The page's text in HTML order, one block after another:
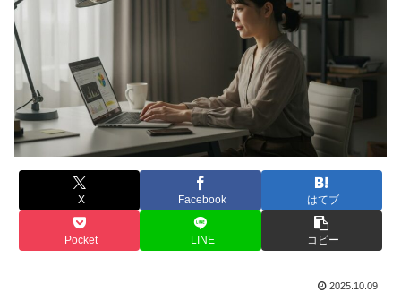
X Facebook はてブ
Pocket LINE コピー
2025.10.09